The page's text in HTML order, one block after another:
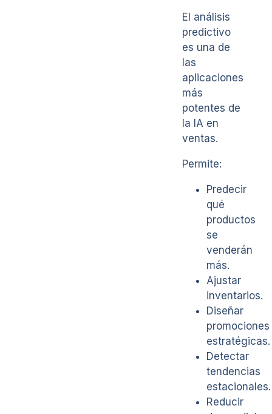
El análisis
predictivo
es una de
las
aplicaciones
más
potentes de
la IA en
ventas.
Permite:
Predecir
qué
productos
se
venderán
más.
Ajustar
inventarios.
Diseñar
promociones
estratégicas.
Detectar
tendencias
estacionales.
Reducir